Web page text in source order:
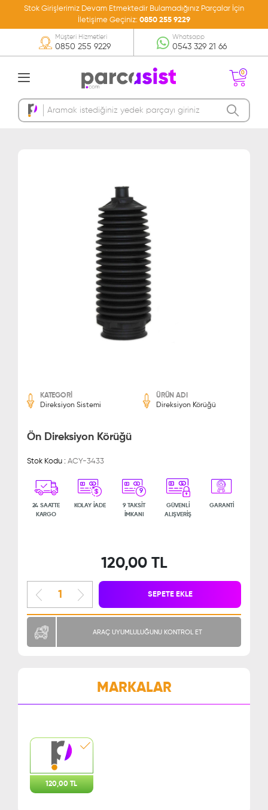
Stok Girişlerimiz Devam Etmektedir Bulamadığınız Parçalar İçin
İletişime Geçiniz: 0850 255 9229
0850 255 9229
Müşteri Hizmetleri
0543 329 21 66
Whatsapp
0
Sepetinizde Ürün
KATEGORİ
Direksiyon Sistemi
ÜRÜN ADI
Direksiyon Körüğü
Ön Direksiyon Körüğü
Stok Kodu : ACY-3433
24 SAATTE
KARGO
KOLAY İADE
9
9 TAKSİT
İMKANI
GÜVENLİ
ALIŞVERİŞ
GARANTİ
120,00 TL
SEPETE EKLE
ARAÇ UYUMLULUĞUNU KONTROL ET
MARKALAR
120,00 TL